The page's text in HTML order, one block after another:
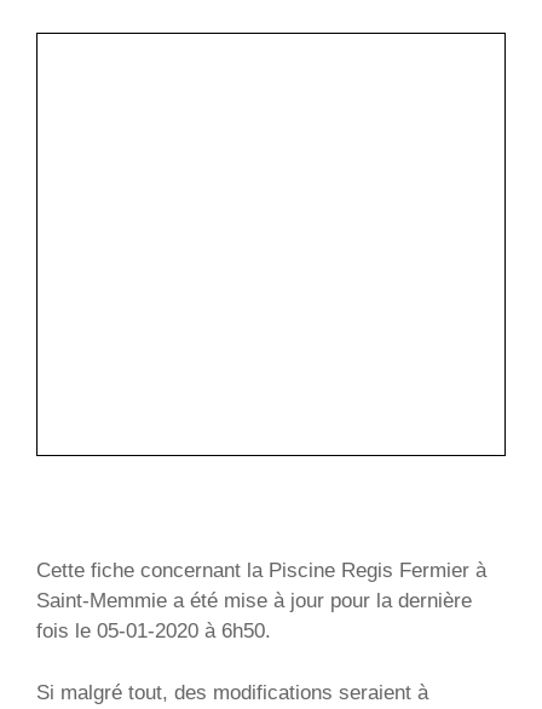
Cette fiche concernant la Piscine Regis Fermier à
Saint-Memmie a été mise à jour pour la dernière
fois le 05-01-2020 à 6h50.
Si malgré tout, des modifications seraient à